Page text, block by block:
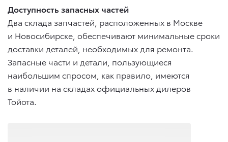
Доступность запасных частей
Два склада запчастей, расположенных в Москве
и Новосибирске, обеспечивают минимальные сроки
доставки деталей, необходимых для ремонта.
Запасные части и детали, пользующиеся
наибольшим спросом, как правило, имеются
в наличии на складах официальных дилеров
Тойота.